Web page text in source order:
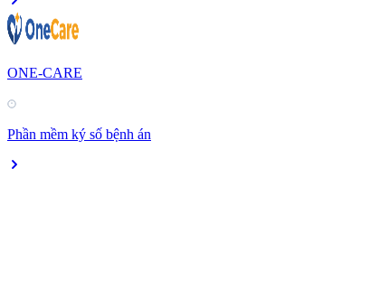
ONE-CARE
Phần mềm ký số bệnh án